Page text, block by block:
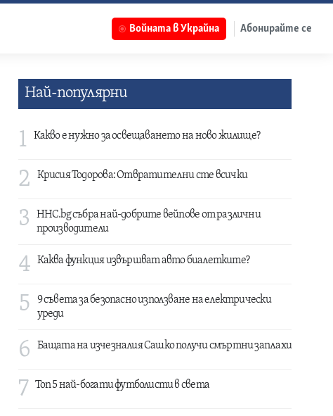
Войната в Украйна Абонирайте се
Най-популярни
1 Какво е нужно за освещаването на ново жилище?
2 Крисия Тодорова: Отвратителни сте всички
3
HHC.bg събра най-добрите вейпове от различни
производители
4 Каква функция извършват авто биалетките?
5
9 съвета за безопасно използване на електрически
уреди
6 Бащата на изчезналия Сашко получи смъртни заплахи
7 Топ 5 най-богати футболисти в света